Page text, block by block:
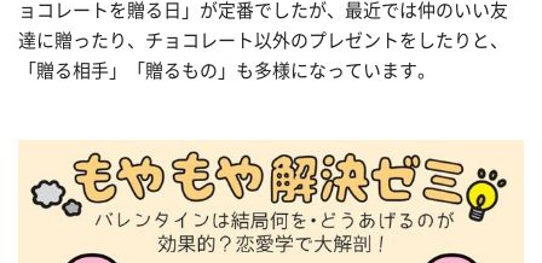
ョコレートを贈る日」が定番でしたが、最近では仲のいい友
達に贈ったり、チョコレート以外のプレゼントをしたりと、
「贈る相手」「贈るもの」も多様になっています。